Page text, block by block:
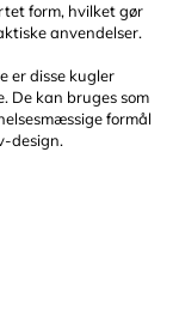
form, hvilket gør
anvendelser.
er disse kugler
De kan bruges som
formål
design.